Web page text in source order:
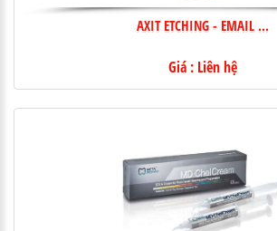
AXIT ETCHING - EMAIL ...
Giá : Liên hệ